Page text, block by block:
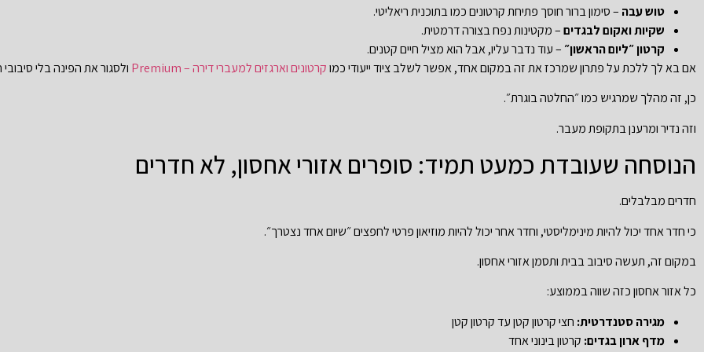
טוש עבה – סימון ברור חוסך פתיחת קרטונים כמו בתוכנית ריאליטי.
שקיות ואקום לבגדים– מקטינות נפח בצורה דרמטית.
קרטון ״ליום הראשון״ – עוד נדבר עליו, אבל הוא מציל חיים קטנים.
אם בא לך ללכת על פתרון שמרכז את זה במקום אחד, אפשר לשלב ציוד ייעודי כמוקרטונים וארגזים למעברי דירה – Premium
ולסגור את הפינה בלי סיבובי
כן, זה מהלך שמרגיש כמו ״החלטה בוגרת״.
וזה נדיר ומרענן בתקופת מעבר.
הנוסחה שעובדת כמעט תמיד: סופרים אזורי אחסון, לא חדרים
חדרים מבלבלים.
כי חדר אחד יכול להיות מינימליסטי, וחדר אחר יכול להיות מוזיאון פרטי לחפצים ״שיום אחד נצטרך״.
במקום זה, תעשה סיבוב בבית ותסמן אזורי אחסון.
כל אזור אחסון כזה שווה בממוצע:
מגירה סטנדרטית: חצי קרטון קטן עד קרטון קטן
מדף ארון בגדים: קרטון בינוני אחד